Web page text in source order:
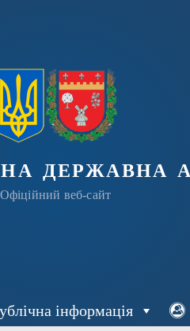
державна
Офіційний веб-сайт
інформація